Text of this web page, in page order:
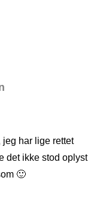
jeg har lige rettet
det ikke stod oplyst
🙂